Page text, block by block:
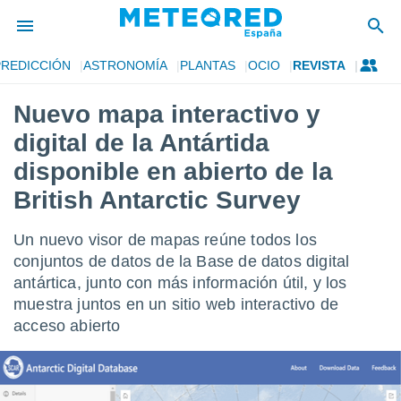
de
por
para
la
que se
calidad.
las
forma
digital
basada
ASTRONOMÍA PLANTAS OCIO REVISTA
Nuevo mapa interactivo y
digital de la Antártida
disponible en abierto de la
British Antarctic Survey
Un nuevo visor de mapas reúne todos los
conjuntos de datos de la Base de datos digital
antártica, junto con más información útil, y los
muestra juntos en un sitio web interactivo de
acceso abierto